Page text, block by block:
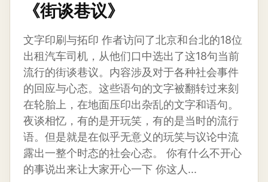
《街谈巷议》
文字印刷与拓印 作者访问了北京和台北的18位
出租汽车司机，从他们口中选出了这18句当前
流行的街谈巷议。内容涉及对于各种社会事件
的回应与心态。这些语句的文字被翻转过来刻
在轮胎上，在地面压印出杂乱的文字和语句。
夜谈相忆，有的是开玩笑，有的是当时的流行
语。但是就是在似乎无意义的玩笑与议论中流
露出一整个时态的社会心态。 你有什么不开心
的事说出来让大家开心一下 你这人...